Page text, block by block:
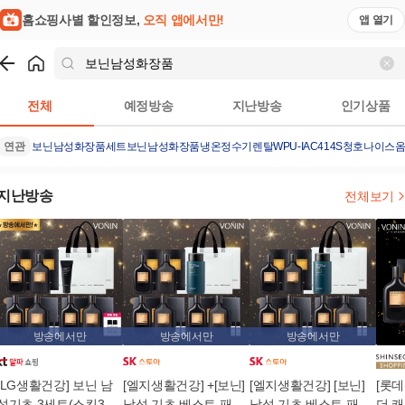
홈쇼핑사별 할인정보, 오직 앱에서만! 앱 열기
전체 예정방송 지난방송 인기상품
연관 보닌남성화장품세트보닌남성화장품냉온정수기렌탈WPU-IAC414S청호나이스
난방송 전체보기
방송에서만
생활건강] 보닌 남
방송에서만
[엘지생활건강] +[보닌]
방송에서만
[엘지생활건강] [보닌]
[롯